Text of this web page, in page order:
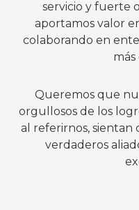
servicio y fuerte
aportamos valor
colaborando en
más
Queremos que
orgullosos de los
al referirnos, sientan
verdaderos